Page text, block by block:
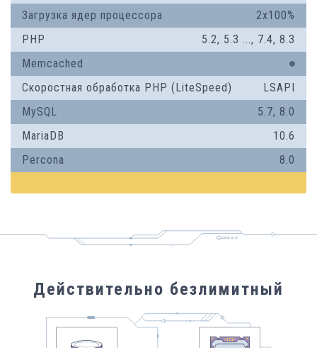
Загрузка ядер процессора
2x100%
PHP
5.2, 5.3 ..., 7.4, 8.3
Memcached
Скоростная обработка PHP (LiteSpeed)
LSAPI
MySQL
5.7, 8.0
MariaDB
10.6
Percona
8.0
Действительно безлимитный